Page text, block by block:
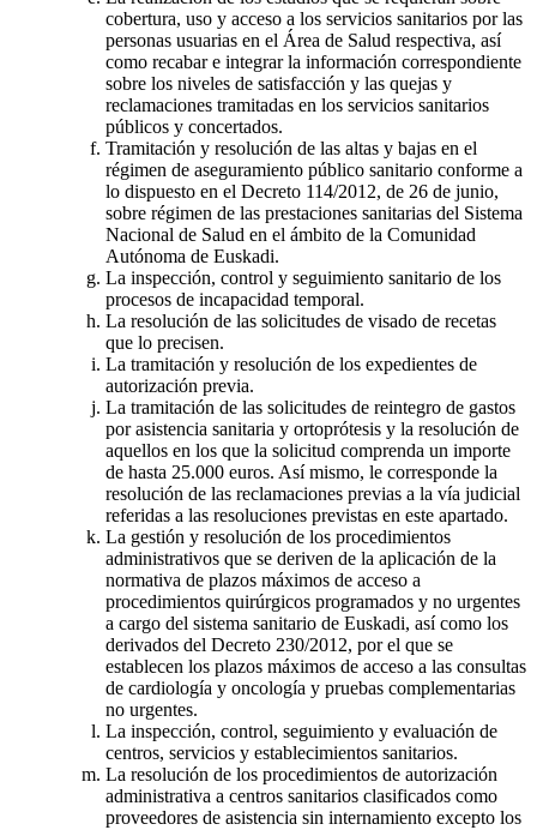
cobertura, uso y acceso a los servicios sanitarios por las
personas usuarias en el Área de Salud respectiva, así
como recabar e integrar la información correspondiente
sobre los niveles de satisfacción y las quejas y
reclamaciones tramitadas en los servicios sanitarios
públicos y concertados.
Tramitación y resolución de las altas y bajas en el
régimen de aseguramiento público sanitario conforme a
lo dispuesto en el Decreto 114/2012, de 26 de junio,
sobre régimen de las prestaciones sanitarias del Sistema
Nacional de Salud en el ámbito de la Comunidad
Autónoma de Euskadi.
La inspección, control y seguimiento sanitario de los
procesos de incapacidad temporal.
La resolución de las solicitudes de visado de recetas
que lo precisen.
La tramitación y resolución de los expedientes de
autorización previa.
La tramitación de las solicitudes de reintegro de gastos
por asistencia sanitaria y ortoprótesis y la resolución de
aquellos en los que la solicitud comprenda un importe
de hasta 25.000 euros. Así mismo, le corresponde la
resolución de las reclamaciones previas a la vía judicial
referidas a las resoluciones previstas en este apartado.
La gestión y resolución de los procedimientos
administrativos que se deriven de la aplicación de la
normativa de plazos máximos de acceso a
procedimientos quirúrgicos programados y no urgentes
a cargo del sistema sanitario de Euskadi, así como los
derivados del Decreto 230/2012, por el que se
establecen los plazos máximos de acceso a las consultas
de cardiología y oncología y pruebas complementarias
no urgentes.
La inspección, control, seguimiento y evaluación de
centros, servicios y establecimientos sanitarios.
La resolución de los procedimientos de autorización
administrativa a centros sanitarios clasificados como
proveedores de asistencia sin internamiento excepto los